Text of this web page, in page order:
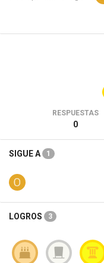
RESPUESTAS
0
SIGUE A 1
LOGROS 3